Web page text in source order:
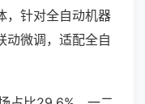
，针对全自动机器
动微调，适配全自